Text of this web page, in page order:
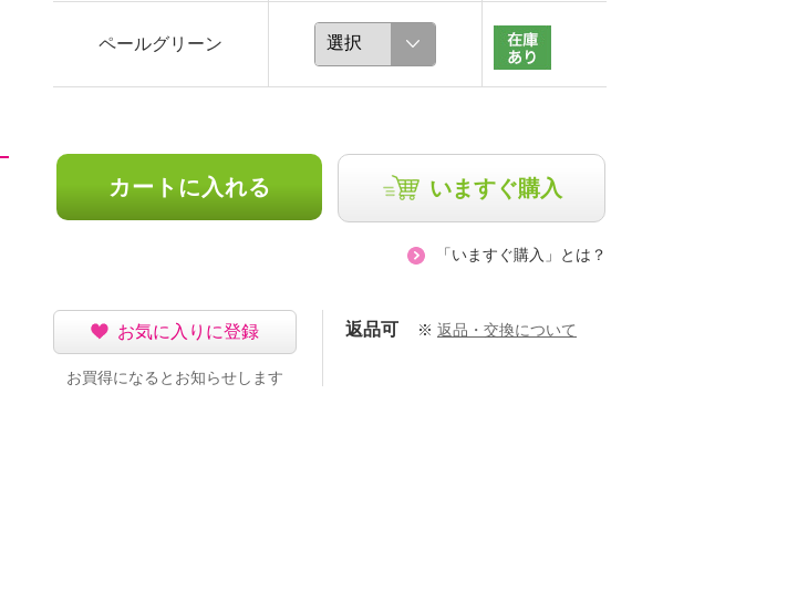
ペールグリーン
カートに入れる いますぐ購入
「いますぐ購入」とは？
お気に入りに登録
お買得になるとお知らせします
返品可 ※ 返品・交換について